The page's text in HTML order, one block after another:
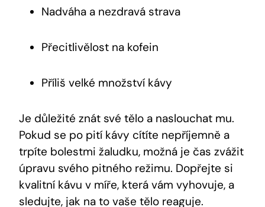
Nadváha a nezdravá strava
Přecitlivělost na kofein
Příliš velké množství kávy
Je důležité znát své tělo a naslouchat mu.
Pokud se po pití kávy cítíte nepříjemně a
trpíte bolestmi žaludku, možná je čas zvážit
úpravu svého pitného režimu. Dopřejte si
kvalitní kávu v míře, která vám vyhovuje, a
sledujte, jak na to vaše tělo reaguje.